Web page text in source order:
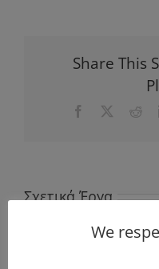
Share This
Facebook
Σχετικά Έργα
We